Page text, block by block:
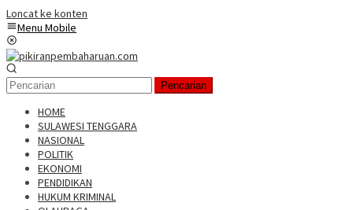
Loncat ke konten
Menu Mobile
Pencarian
HOME
SULAWESI TENGGARA
NASIONAL
POLITIK
EKONOMI
PENDIDIKAN
HUKUM KRIMINAL